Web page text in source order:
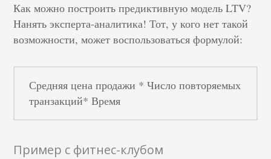
Как можно построить предиктивную модель LTV?
Нанять эксперта-аналитика! Тот, у кого нет такой
возможности, может воспользоваться формулой:
Средняя цена продажи * Число повторяемых
транзакций* Время
Пример с фитнес-клубом